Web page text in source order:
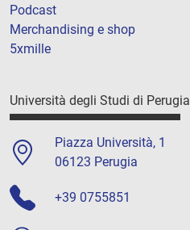
Podcast
Merchandising e shop
5xmille
Università degli Studi di Perugia
Piazza Università, 1
06123 Perugia
+39 0755851